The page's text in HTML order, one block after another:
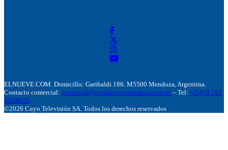
ELNUEVE.COM. Domicillo: Garibaldi 186. M5500 Mendoza, Argentina.
Contacto comercial: comercial@canalnuevemendoza.com.ar – Tel: +(54) 9 261
4204020
©2026 Cuyo Televisión SA. Todos los derechos reservados